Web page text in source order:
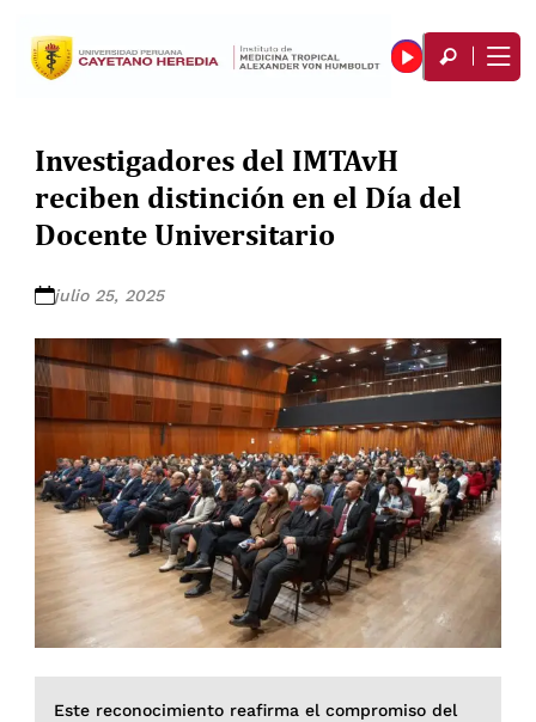
Investigadores del IMTAvH
reciben distinción en el Día del
Docente Universitario
julio 25, 2025
Este reconocimiento reafirma el compromiso del